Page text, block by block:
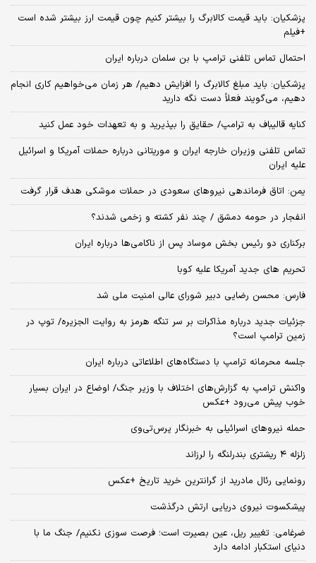
پزشکیان: باید قیمت کالابرگ را بیشتر کنیم چون قیمت ارز بیشتر شده است
+فیلم
احتمال تماس تلفنی ترامپ با بن سلمان درباره ایران
پزشکیان: باید مبلغ کالابرگ را افزایش دهیم/ هر زمان می‌خواهیم کاری انجام
دهیم، می‌گویند فعلاً دست نگه دارید
کنایه قالیباف به ترامپ/ حقایق را بپذیرید و به تعهدات خود عمل کنید
تماس تلفنی وزیران خارجه ایران و موریتانی درباره حملات آمریکا و اسرائیل
علیه ایران
یمن: اتاق فرماندهی نیروهای سعودی در حملات موشکی هدف قرار گرفت
انفجار در حومه دمشق / چند نفر کشته و زخمی شدند؟
برکناری دو رئیس بخش موساد پس از ناکامی‌ها درباره ایران
تحریم های جدید آمریکا علیه کوبا
فارس: محسن رضایی دبیر شورای عالی امنیت ملی شد
جزئیات جدید درباره مذاکرات بر سر تنگه هرمز به روایت الجزیره/ توپ در
زمین ترامپ است؟
جلسه محرمانه ترامپ با دستگاه‌های اطلاعاتی درباره ایران
واکنش ترامپ به گزارش‌های اختلاف با وزیر جنگ/ اوضاع در ایران بسیار
خوب پیش می‌رود +عکس
حمله نیروهای اسرائیلی به خبرنگار پرس‌تی‌وی
زلزله ۴ ریشتری بندرلنگه را لرزاند
رونمایی رئال مادرید از گرانترین خرید تاریخ +عکس
پیشکسوت نیروی دریایی ارتش درگذشت
ضرغامی: تغییر ریل، عین بصیرت است؛ فرصت سوزی نکنیم/ جنگ ما با
دنیای استکبار ادامه دارد